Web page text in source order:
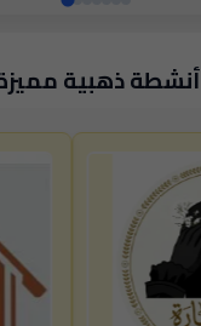
أنشطة ذهبية